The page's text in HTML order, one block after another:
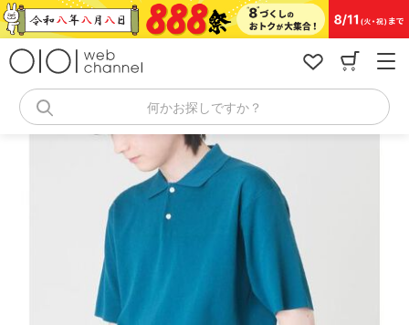
コ
ン
何かお探しですか？